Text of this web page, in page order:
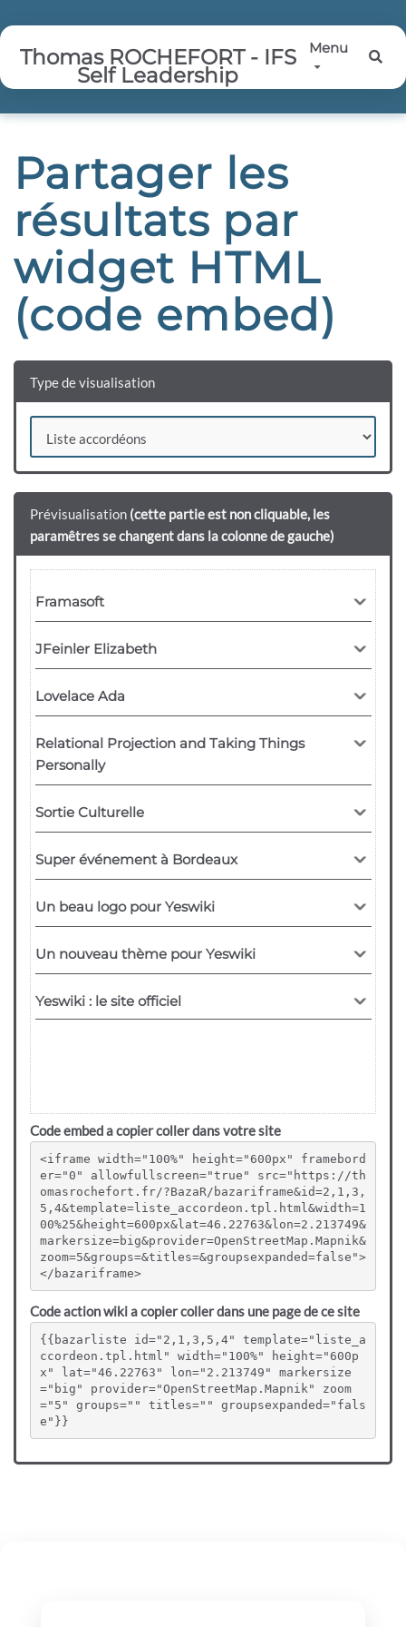
Thomas ROCHEFORT - IFS
Self Leadership
Menu
Partager les
résultats par
widget HTML
(code embed)
Type de visualisation
Prévisualisation (cette partie est non cliquable, les
paramêtres se changent dans la colonne de gauche)
Code embed a copier coller dans votre site
<iframe width="100%" height="600px" framebord
er="0" allowfullscreen="true" src="https://th
omasrochefort.fr/?BazaR/bazariframe&id=2,1,3,
5,4&template=liste_accordeon.tpl.html&width=1
00%25&height=600px&lat=46.22763&lon=2.213749&
markersize=big&provider=OpenStreetMap.Mapnik&
zoom=5&groups=&titles=&groupsexpanded=false">
</bazariframe>
Code action wiki a copier coller dans une page de ce site
{{bazarliste id="2,1,3,5,4" template="liste_a
ccordeon.tpl.html" width="100%" height="600p
x" lat="46.22763" lon="2.213749" markersize
="big" provider="OpenStreetMap.Mapnik" zoom
="5" groups="" titles="" groupsexpanded="fals
e"}}